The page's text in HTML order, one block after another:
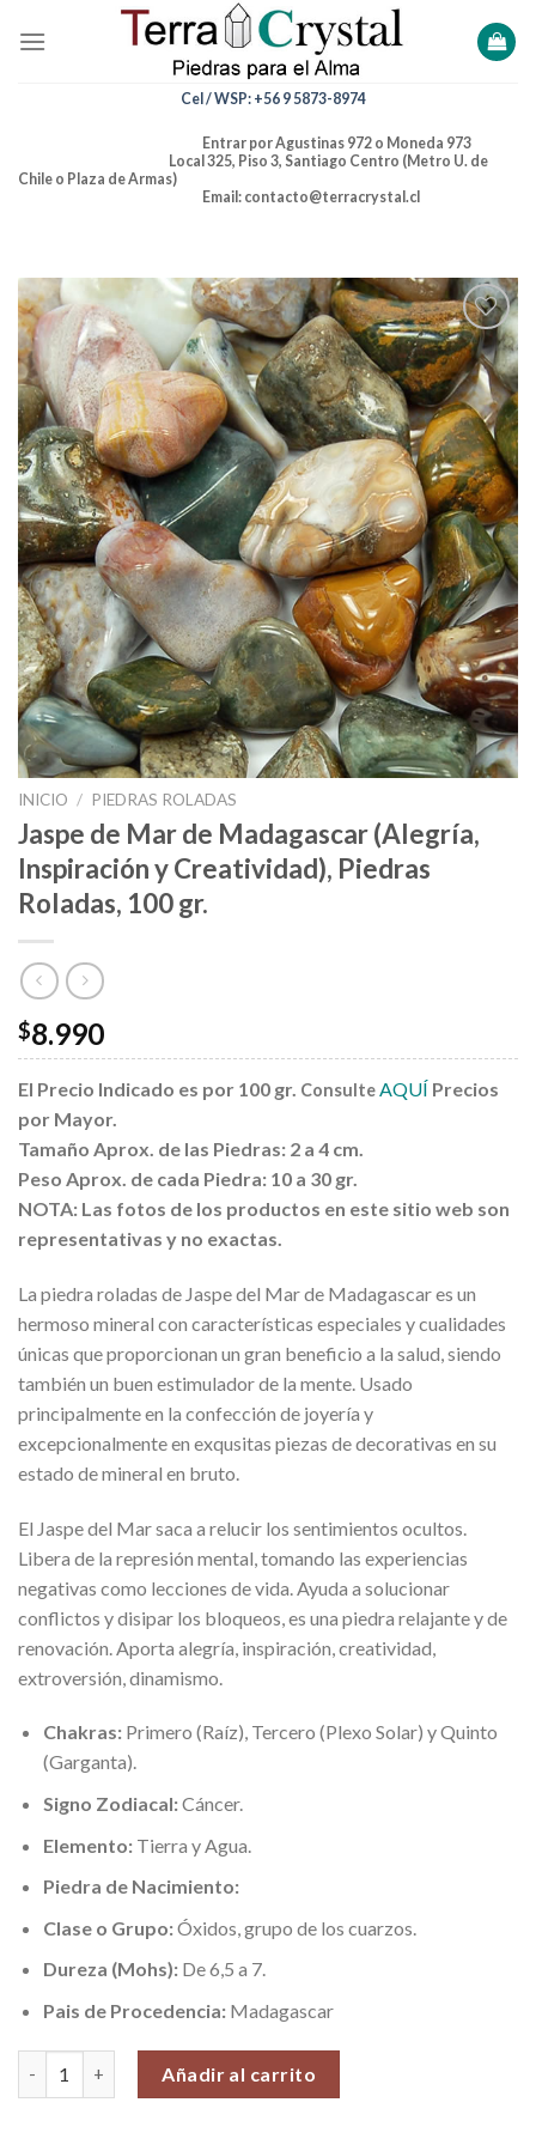
Cel / WSP: +56 9 5873-8974
Entrar por Agustinas 972 o Moneda 973
Local 325, Piso 3, Santiago Centro (Metro U. de
Chile o Plaza de Armas)
Email: contacto@terracrystal.cl
Añadir
a la
lista de
deseos
INICIO / PIEDRAS ROLADAS
Jaspe de Mar de Madagascar (Alegría,
Inspiración y Creatividad), Piedras
Roladas, 100 gr.
$8.990
El Precio Indicado es por 100 gr. ConsulteAQUÍ Precios
por Mayor.
Tamaño Aprox. de las Piedras: 2 a 4 cm.
Peso Aprox. de cada Piedra: 10 a 30 gr.
NOTA: Las fotos de los productos en este sitio web son
representativas y no exactas.
La piedra roladas de Jaspe del Mar de Madagascar es un
hermoso mineral con características especiales y cualidades
únicas que proporcionan un gran beneficio a la salud, siendo
también un buen estimulador de la mente. Usado
principalmente en la confección de joyería y
excepcionalmente en exqusitas piezas de decorativas en su
estado de mineral en bruto.
El Jaspe del Mar saca a relucir los sentimientos ocultos.
Libera de la represión mental, tomando las experiencias
negativas como lecciones de vida. Ayuda a solucionar
conflictos y disipar los bloqueos, es una piedra relajante y de
renovación. Aporta alegría, inspiración, creatividad,
extroversión, dinamismo.
Chakras:Primero (Raíz), Tercero (Plexo Solar) y Quinto
(Garganta).
Signo Zodiacal:Cáncer.
Elemento:Tierra y Agua.
Piedra de Nacimiento:
Clase o Grupo:Óxidos, grupo de los cuarzos.
Dureza (Mohs):De 6,5 a 7.
Pais de Procedencia:Madagascar
Añadir al carrito